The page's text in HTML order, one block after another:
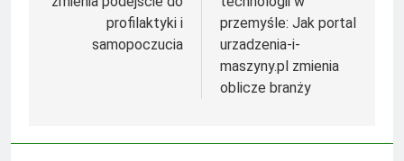
profilaktyki i
samopoczucia
przemyśle: Jak portal
urzadzenia-i-
maszyny.pl zmienia
oblicze branży